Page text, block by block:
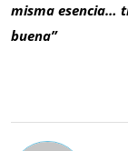
misma esencia…
buena”